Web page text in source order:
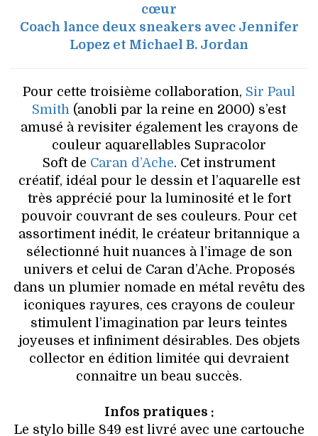
cœur
Coach lance deux sneakers avec Jennifer
Lopez et Michael B. Jordan
Pour cette troisième collaboration, Sir Paul
Smith (anobli par la reine en 2000) s’est
amusé à revisiter également les crayons de
couleur aquarellables Supracolor
Soft de Caran d’Ache. Cet instrument
créatif, idéal pour le dessin et l’aquarelle est
très apprécié pour la luminosité et le fort
pouvoir couvrant de ses couleurs. Pour cet
assortiment inédit, le créateur britannique a
sélectionné huit nuances à l’image de son
univers et celui de Caran d’Ache. Proposés
dans un plumier nomade en métal revêtu des
iconiques rayures, ces crayons de couleur
stimulent l’imagination par leurs teintes
joyeuses et infiniment désirables. Des objets
collector en édition limitée qui devraient
connaitre un beau succès.
Infos pratiques :
Le stylo bille 849 est livré avec une cartouche